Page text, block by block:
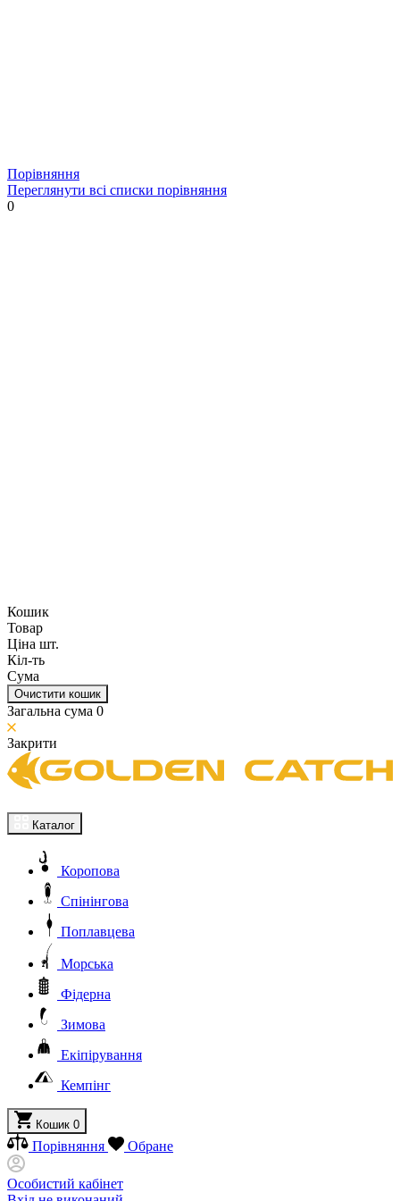
Порівняння
Переглянути всі списки порівняння
0
Кошик
Товар
Ціна шт.
Кіл-ть
Сума
Очистити кошик
Загальна сума 0
Закрити
Каталог
Коропова
Спінінгова
Поплавцева
Морська
Фідерна
Зимова
Екіпірування
Кемпінг
Кошик 0
Порівняння Обране
Особистий кабінет